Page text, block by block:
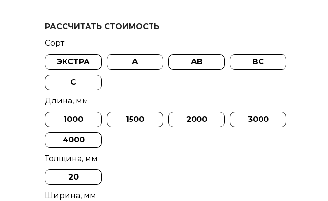
РАССЧИТАТЬ СТОИМОСТЬ
Сорт
ЭКСТРА
А АВ ВС
C
Длина, мм
1000
1500 2000 3000
4000
Толщина, мм
20
Ширина, мм